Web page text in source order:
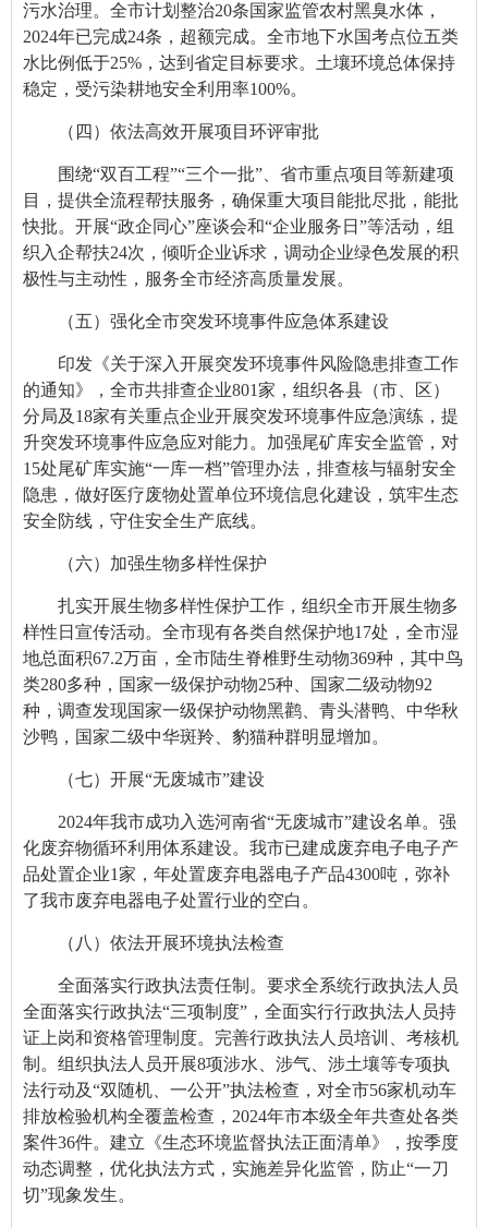
污水治理。全市计划整治20条国家监管农村黑臭水体，
2024年已完成24条，超额完成。全市地下水国考点位五类
水比例低于25%，达到省定目标要求。土壤环境总体保持
稳定，受污染耕地安全利用率100%。
（四）依法高效开展项目环评审批
围绕“双百工程”“三个一批”、省市重点项目等新建项
目，提供全流程帮扶服务，确保重大项目能批尽批，能批
快批。开展“政企同心”座谈会和“企业服务日”等活动，组
织入企帮扶24次，倾听企业诉求，调动企业绿色发展的积
极性与主动性，服务全市经济高质量发展。
（五）强化全市突发环境事件应急体系建设
印发《关于深入开展突发环境事件风险隐患排查工作
的通知》，全市共排查企业801家，组织各县（市、区）
分局及18家有关重点企业开展突发环境事件应急演练，提
升突发环境事件应急应对能力。 加强尾矿库安全监管，对
15处尾矿库实施“一库一档”管理办法，排查核与辐射安全
隐患，做好医疗废物处置单位环境信息化建设，筑牢生态
安全防线，守住安全生产底线。
（六） 加强生物多样性保护
扎实开展生物多样性保护工作，组织全市开展生物多
样性日宣传活动。全市现有各类自然保护地17处，全市湿
地总面积67.2万亩，全市陆生脊椎野生动物369种，其中鸟
类280多种，国家一级保护动物25种、国家二级动物92
种，调查发现国家一级保护动物黑鹳、青头潜鸭、中华秋
沙鸭，国家二级中华斑羚、豹猫种群明显增加。
（七）开展“无废城市”建设
2024年我市成功入选河南省“无废城市”建设名单。强
化废弃物循环利用体系建设。我市已建成废弃电子电子产
品处置企业1家，年处置废弃电器电子产品4300吨，弥补
了我市废弃电器电子处置行业的空白。
（八）依法开展环境执法检查
全面落实行政执法责任制。要求全系统行政执法人员
全面落实行政执法“三项制度”，全面实行行政执法人员持
证上岗和资格管理制度。完善行政执法人员培训、考核机
制。组织执法人员开展8项涉水、涉气、涉土壤等专项执
法行动及“双随机、一公开”执法检查，对全市56家机动车
排放检验机构全覆盖检查，2024年市本级全年共查处各类
案件36件。建立《生态环境监督执法正面清单》，按季度
动态调整，优化执法方式，实施差异化监管，防止“一刀
切”现象发生。